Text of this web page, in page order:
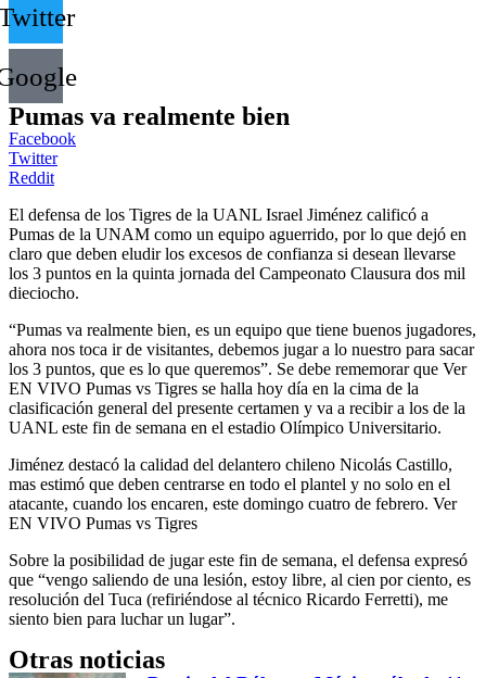
Pumas va realmente bien
Facebook
Twitter
Reddit
El defensa de los Tigres de la UANL Israel Jiménez calificó a
Pumas de la UNAM como un equipo aguerrido, por lo que dejó en
claro que deben eludir los excesos de confianza si desean llevarse
los 3 puntos en la quinta jornada del Campeonato Clausura dos mil
dieciocho.
“Pumas va realmente bien, es un equipo que tiene buenos jugadores,
ahora nos toca ir de visitantes, debemos jugar a lo nuestro para sacar
los 3 puntos, que es lo que queremos”. Se debe rememorar que Ver
EN VIVO Pumas vs Tigres se halla hoy día en la cima de la
clasificación general del presente certamen y va a recibir a los de la
UANL este fin de semana en el estadio Olímpico Universitario.
Jiménez destacó la calidad del delantero chileno Nicolás Castillo,
mas estimó que deben centrarse en todo el plantel y no solo en el
atacante, cuando los encaren, este domingo cuatro de febrero. Ver
EN VIVO Pumas vs Tigres
Sobre la posibilidad de jugar este fin de semana, el defensa expresó
que “vengo saliendo de una lesión, estoy libre, al cien por ciento, es
resolución del Tuca (refiriéndose al técnico Ricardo Ferretti), me
siento bien para luchar un lugar”.
Otras noticias